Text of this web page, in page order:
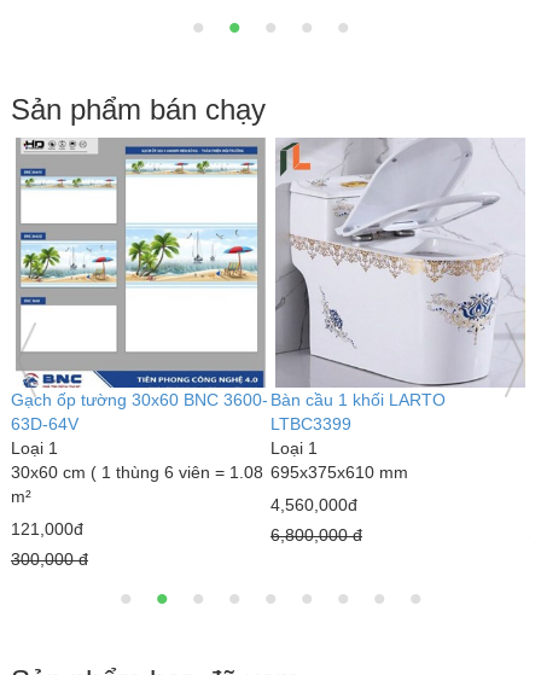
Sản phẩm bán chạy
Bàn cầu 1 khối kim cương
LARTO LTBC3339
Loại 1
690 x 375 x 820 mm
3,000,000đ
4,300,000 đ
Bàn cầu 1 khối LARTO
LTBC3389
Loại 1
770 x 500 x 680 mm
5,020,000đ
7,890,000 đ